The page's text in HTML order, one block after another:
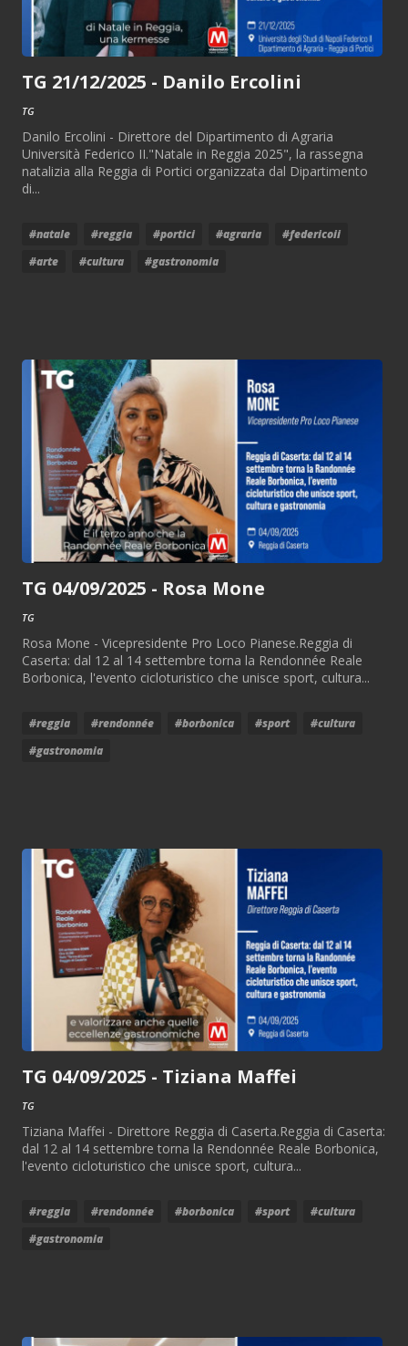
TG 21/12/2025 - Danilo Ercolini
TG
Danilo Ercolini - Direttore del Dipartimento di Agraria
Università Federico II."Natale in Reggia 2025", la rassegna
natalizia alla Reggia di Portici organizzata dal Dipartimento
di...
#natale #reggia #portici #agraria
#federicoii
#arte
#cultura #gastronomia
TG 04/09/2025 - Rosa Mone
TG
Rosa Mone - Vicepresidente Pro Loco Pianese.Reggia di
Caserta: dal 12 al 14 settembre torna la Rendonnée Reale
Borbonica, l'evento cicloturistico che unisce sport, cultura...
#reggia #rendonnée #borbonica #sport
#cultura
#gastronomia
TG 04/09/2025 - Tiziana Maffei
TG
Tiziana Maffei - Direttore Reggia di Caserta.Reggia di Caserta:
dal 12 al 14 settembre torna la Rendonnée Reale Borbonica,
l'evento cicloturistico che unisce sport, cultura...
#reggia #rendonnée #borbonica #sport
#cultura
#gastronomia